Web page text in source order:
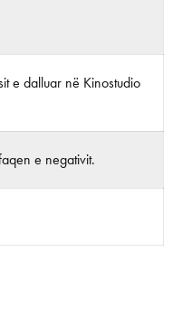
e dalluar në Kinostudio
e negativit.